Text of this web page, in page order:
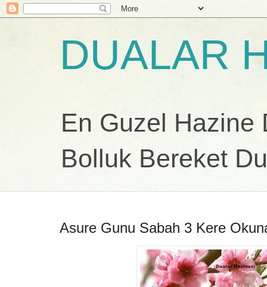
DUALAR
En Guzel Hazine
Bolluk Bereket
Asure Gunu Sabah 3 Kere